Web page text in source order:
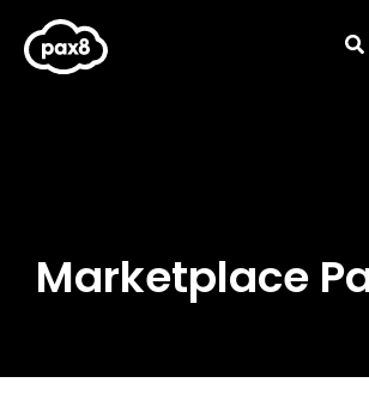
contenu
Marketplace